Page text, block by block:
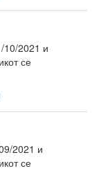
10/2021 и
се
2021 и
се